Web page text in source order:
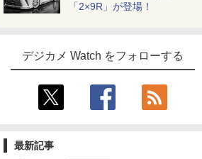
「2×9R」が登場！
デジカメ Watch をフォローする
最新記事